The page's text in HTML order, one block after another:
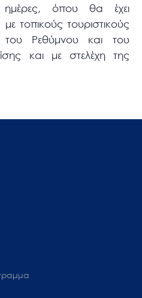
ημέρες, όπου θα έχει
με τοπικούς τουριστικούς
Ρεθύμνου και του
και με στελέχη της